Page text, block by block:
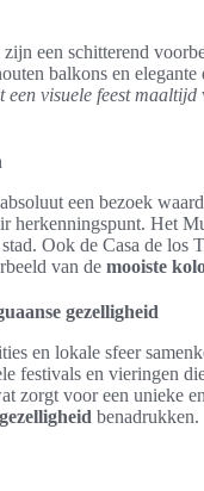
een schitterend
balkons en
visuele feest maaltijd
een bezoek
herkenningspunt. Het
Ook de Casa de los
van de mooiste
gezelligheid
en lokale sfeer
festivals en vieringen
zorgt voor een unieke
benadrukken.